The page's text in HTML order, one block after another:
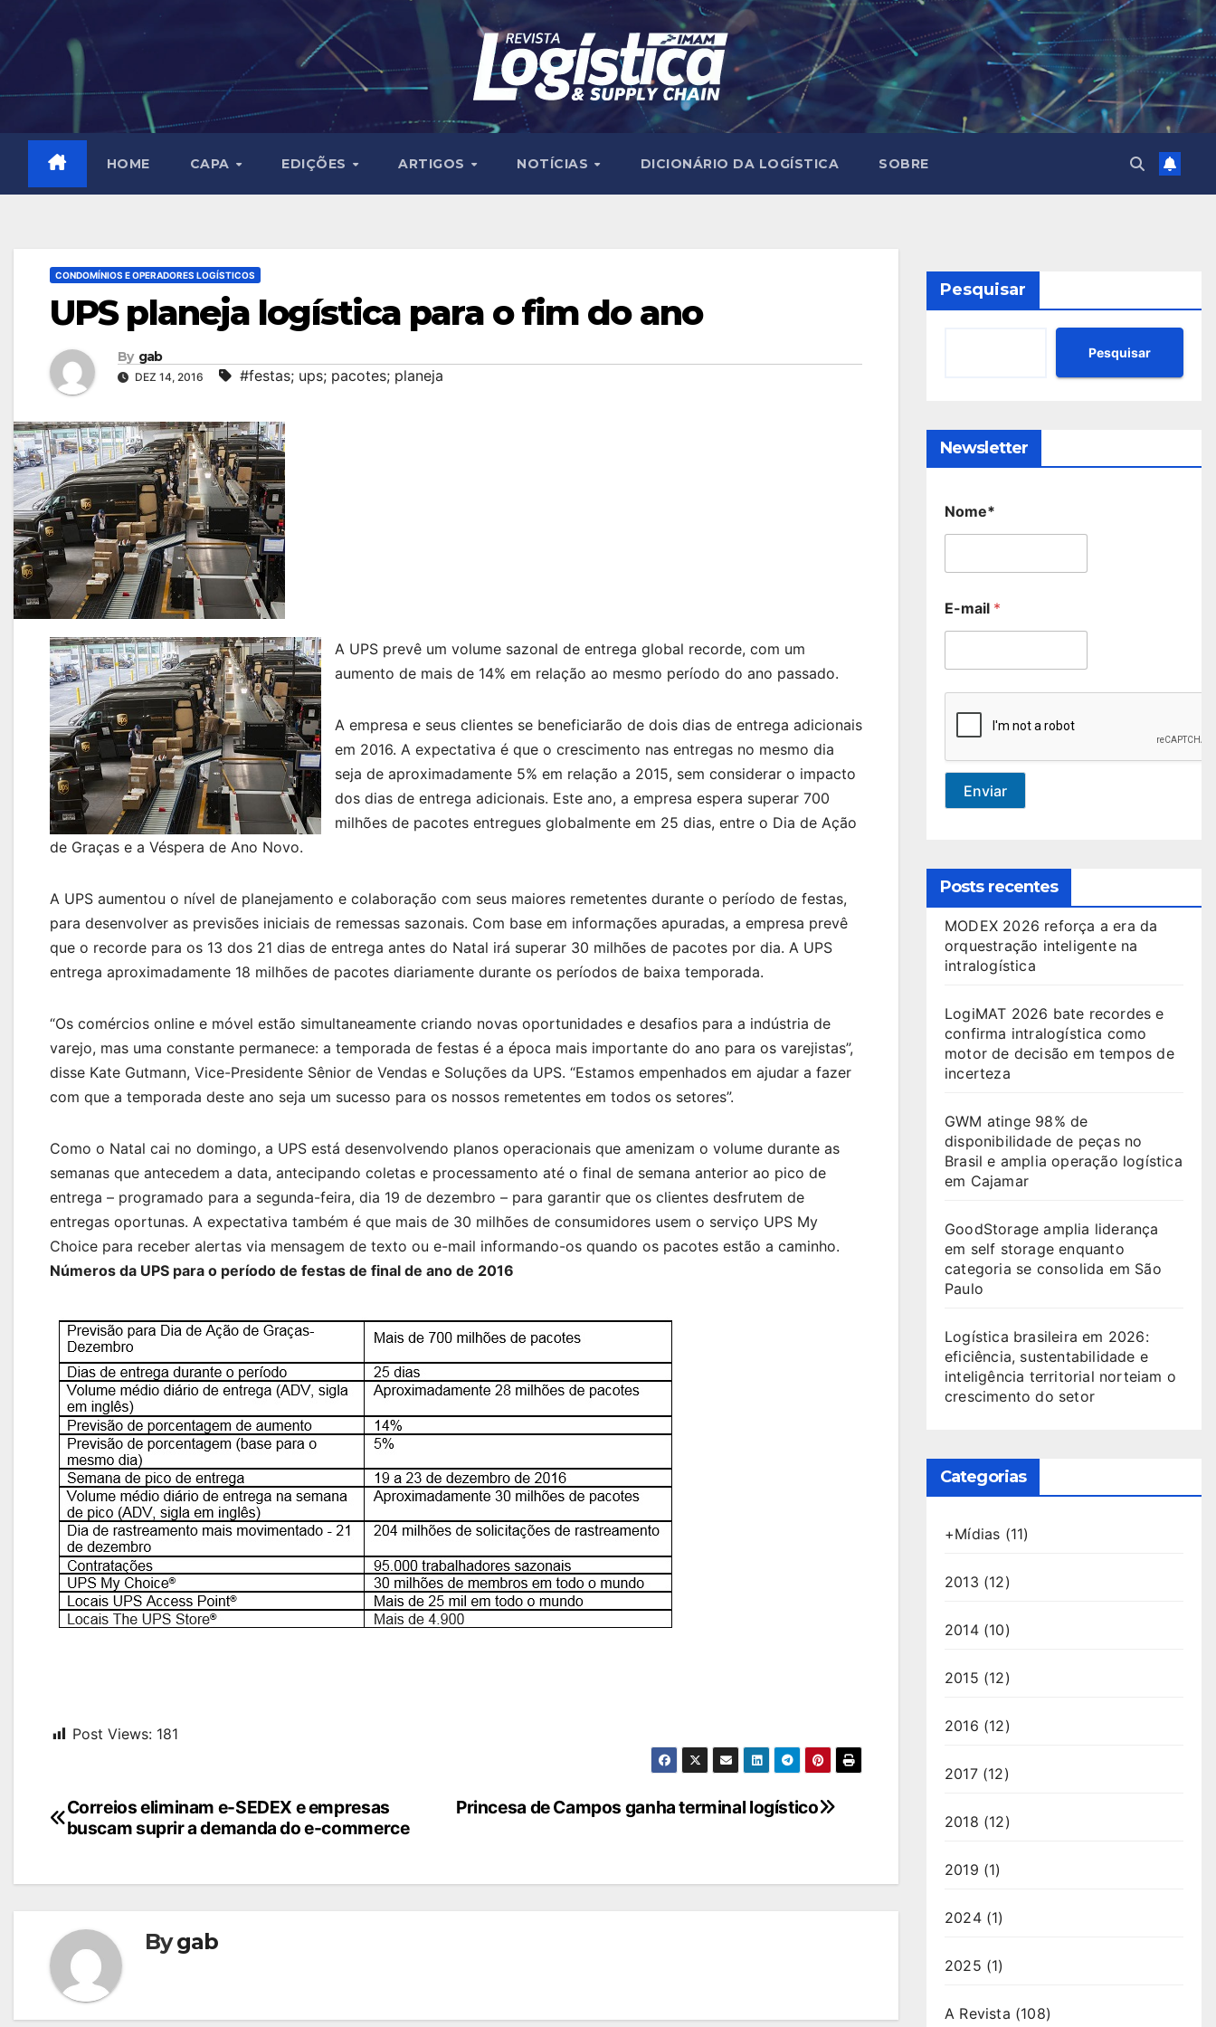
content
HOME CAPA EDIÇÕES ARTIGOS NOTÍCIAS DICIONÁRIO DA LOGÍSTICA SOBRE
CONDOMÍNIOS E OPERADORES LOGÍSTICOS
UPS planeja logística para o fim do ano
By gab
DEZ 14, 2016 #festas; ups; pacotes; planeja
A UPS prevê um volume sazonal de entrega global recorde, com um
aumento de mais de 14% em relação ao mesmo período do ano passado.
A empresa e seus clientes se beneficiarão de dois dias de entrega adicionais
em 2016. A expectativa é que o crescimento nas entregas no mesmo dia
seja de aproximadamente 5% em relação a 2015, sem considerar o impacto
dos dias de entrega adicionais. Este ano, a empresa espera superar 700
milhões de pacotes entregues globalmente em 25 dias, entre o Dia de Ação
de Graças e a Véspera de Ano Novo.
A UPS aumentou o nível de planejamento e colaboração com seus maiores remetentes durante o período de festas,
para desenvolver as previsões iniciais de remessas sazonais. Com base em informações apuradas, a empresa prevê
que o recorde para os 13 dos 21 dias de entrega antes do Natal irá superar 30 milhões de pacotes por dia. A UPS
entrega aproximadamente 18 milhões de pacotes diariamente durante os períodos de baixa temporada.
“Os comércios online e móvel estão simultaneamente criando novas oportunidades e desafios para a indústria de
varejo, mas uma constante permanece: a temporada de festas é a época mais importante do ano para os varejistas”,
disse Kate Gutmann, Vice-Presidente Sênior de Vendas e Soluções da UPS. “Estamos empenhados em ajudar a fazer
com que a temporada deste ano seja um sucesso para os nossos remetentes em todos os setores”.
Como o Natal cai no domingo, a UPS está desenvolvendo planos operacionais que amenizam o volume durante as
semanas que antecedem a data, antecipando coletas e processamento até o final de semana anterior ao pico de
entrega – programado para a segunda-feira, dia 19 de dezembro – para garantir que os clientes desfrutem de
entregas oportunas. A expectativa também é que mais de 30 milhões de consumidores usem o serviço UPS My
Choice para receber alertas via mensagem de texto ou e-mail informando-os quando os pacotes estão a caminho.
Números da UPS para o período de festas de final de ano de 2016
Post Views: 181
Navegação
de
Post
Princesa de Campos ganha terminal logístico
Correios eliminam e-SEDEX e empresas
buscam suprir a demanda do e-commerce
Bygab
Pesquisar
Pesquisar
Newsletter
Nome*
E-mail *
Enviar
Posts recentes
MODEX 2026 reforça a era da
orquestração inteligente na
intralogística
LogiMAT 2026 bate recordes e
confirma intralogística como
motor de decisão em tempos de
incerteza
GWM atinge 98% de
disponibilidade de peças no
Brasil e amplia operação logística
em Cajamar
GoodStorage amplia liderança
em self storage enquanto
categoria se consolida em São
Paulo
Logística brasileira em 2026:
eficiência, sustentabilidade e
inteligência territorial norteiam o
crescimento do setor
Categorias
+Mídias (11)
2013 (12)
2014(10)
2015 (12)
2016 (12)
2017(12)
2018 (12)
2019 (1)
2024(1)
2025 (1)
A Revista (108)